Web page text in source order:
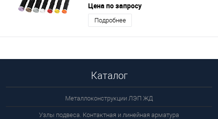
проводников MJPT 150
Цена по запросу
Подробнее
Каталог
Металлоконструкции ЛЭП ЖД
Узлы подвеса. Контактная и линейная арматура